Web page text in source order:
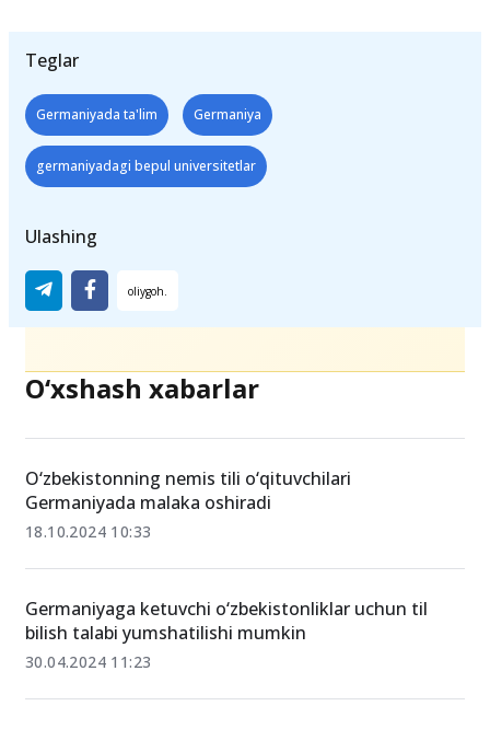
Teglar
Germaniyada ta'lim Germaniya
germaniyadagi bepul universitetlar
Ulashing
O‘xshash xabarlar
O‘zbekistonning nemis tili o‘qituvchilari
Germaniyada malaka oshiradi
18.10.2024 10:33
Germaniyaga ketuvchi o‘zbekistonliklar uchun til
bilish talabi yumshatilishi mumkin
30.04.2024 11:23